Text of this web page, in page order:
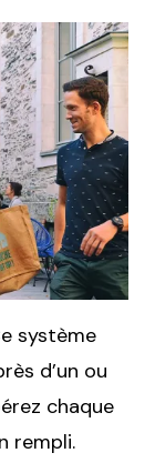
système
d’un ou
chaque
rempli.